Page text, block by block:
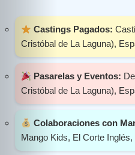
Contacto
Search
Castings Pagados:
Cristóbal de La Laguna),
Pasarelas y Eventos:
Cristóbal de La Laguna),
Colaboraciones con
Mango Kids, El Corte